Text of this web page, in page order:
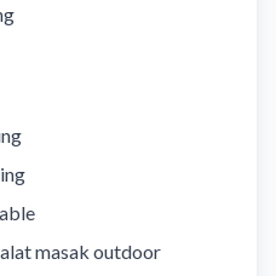
masak outdoor